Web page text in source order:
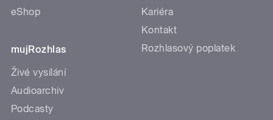
eShop
mujRozhlas
Živé vysílání
Audioarchiv
Podcasty
Kariéra
Kontakt
Rozhlasový poplatek